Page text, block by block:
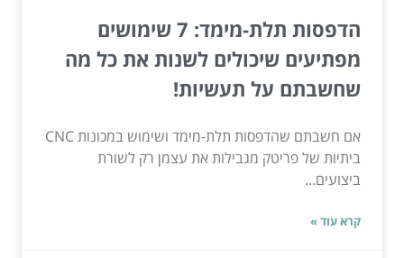
הדפסות תלת-מימד: 7 שימושים
מפתיעים שיכולים לשנות את כל מה
שחשבתם על תעשיות!
אם חשבתם שהדפסות תלת-מימד ושימוש במכונות CNC
ביתיות של פריטק מגבילות את עצמן רק לשורת
ביצועים...
קרא עוד »